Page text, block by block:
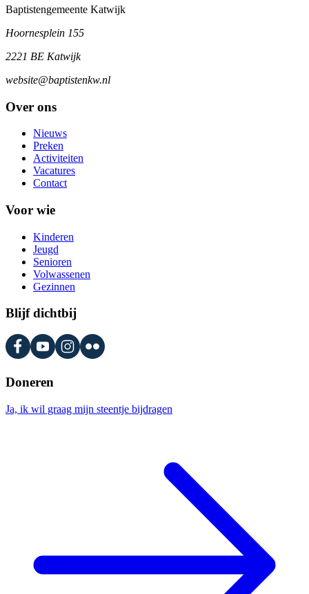
Baptistengemeente Katwijk
Hoornesplein 155
2221 BE Katwijk
website@baptistenkw.nl
Over ons
Nieuws
Preken
Activiteiten
Vacatures
Contact
Voor wie
Kinderen
Jeugd
Senioren
Volwassenen
Gezinnen
Blijf dichtbij
Doneren
Ja, ik wil graag mijn steentje bijdragen